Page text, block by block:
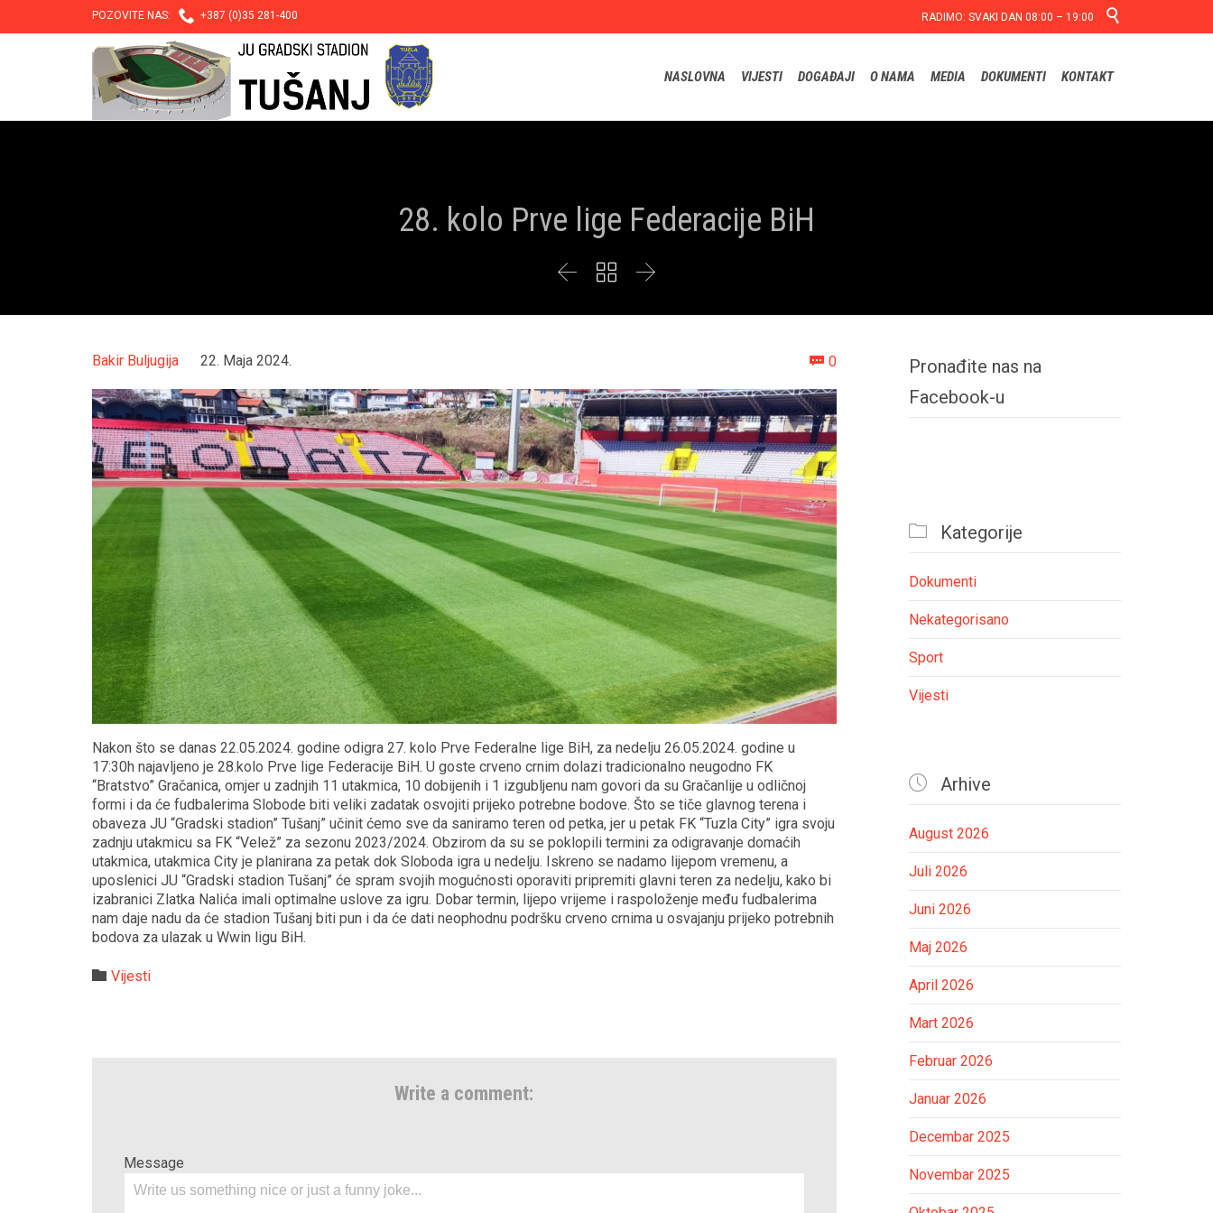
POZOVITE NAS:  +387 (0)35 281-400 RADIMO: SVAKI DAN 08:00 – 19:00 
NASLOVNA VIJESTI DOGAĐAJI O NAMA MEDIA DOKUMENTI KONTAKT
28. kolo Prve lige Federacije BiH
  
Bakir Buljugija 22. Maja 2024.  0Comments
Nakon što se danas 22.05.2024. godine odigra 27. kolo Prve Federalne lige BiH, za nedelju 26.05.2024. godine u
17:30h najavljeno je 28.kolo Prve lige Federacije BiH. U goste crveno crnim dolazi tradicionalno neugodno FK
“Bratstvo” Gračanica, omjer u zadnjih 11 utakmica, 10 dobijenih i 1 izgubljenu nam govori da su Gračanlije u odličnoj
formi i da će fudbalerima Slobode biti veliki zadatak osvojiti prijeko potrebne bodove. Što se tiče glavnog terena i
obaveza JU “Gradski stadion” Tušanj” učinit ćemo sve da saniramo teren od petka, jer u petak FK “Tuzla City” igra svoju
zadnju utakmicu sa FK “Velež” za sezonu 2023/2024. Obzirom da su se poklopili termini za odigravanje domaćih
utakmica, utakmica City je planirana za petak dok Sloboda igra u nedelju. Iskreno se nadamo lijepom vremenu, a
uposlenici JU “Gradski stadion Tušanj” će spram svojih mogućnosti oporaviti pripremiti glavni teren za nedelju, kako bi
izabranici Zlatka Nalića imali optimalne uslove za igru. Dobar termin, lijepo vrijeme i raspoloženje među fudbalerima
nam daje nadu da će stadion Tušanj biti pun i da će dati neophodnu podršku crveno crnima u osvajanju prijeko potrebnih
bodova za ulazak u Wwin ligu BiH.
 Category
Vijesti
Write a comment:
Message
Pronađite nas na
Facebook-u
 Kategorije
Dokumenti
Nekategorisano
Sport
Vijesti
 Arhive
August 2026
Juli 2026
Juni 2026
Maj 2026
April 2026
Mart 2026
Februar 2026
Januar 2026
Decembar 2025
Novembar 2025